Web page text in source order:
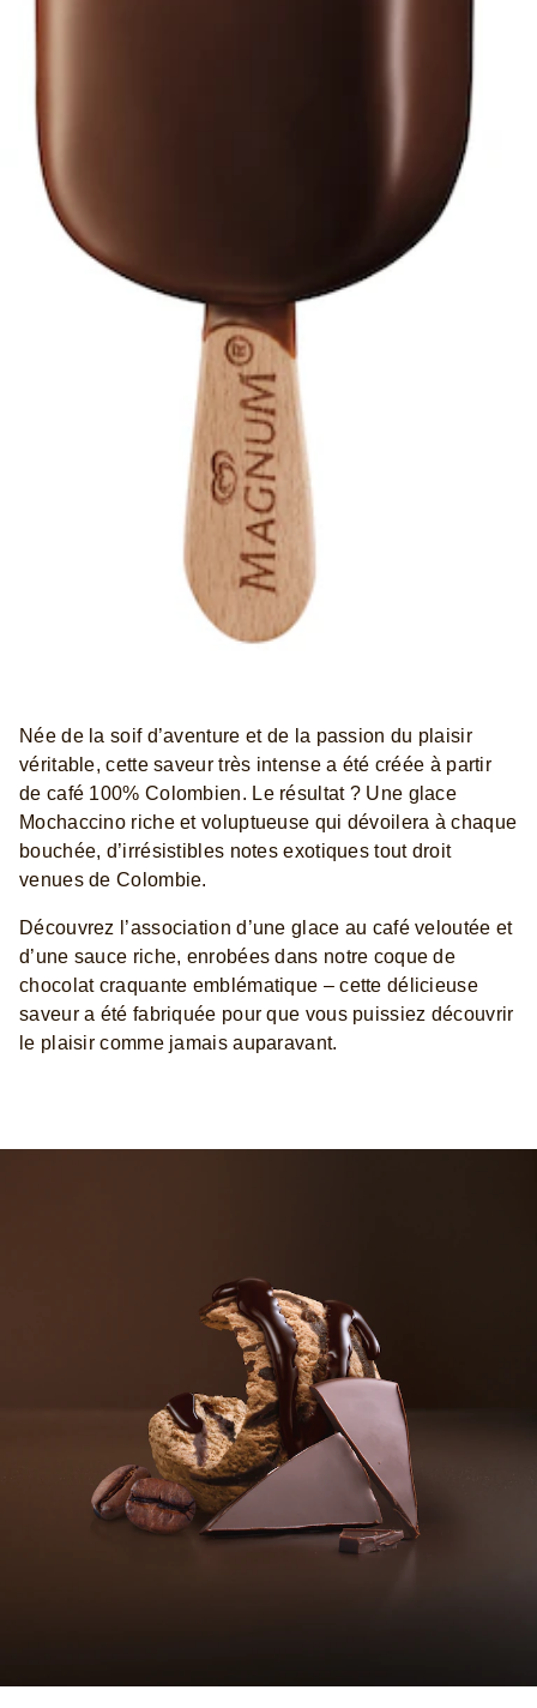
Née de la soif d’aventure et de la passion du plaisir
véritable, cette saveur très intense a été créée à partir
de café 100% Colombien. Le résultat ? Une glace
Mochaccino riche et voluptueuse qui dévoilera à chaque
bouchée, d’irrésistibles notes exotiques tout droit
venues de Colombie.
Découvrez l’association d’une glace au café veloutée et
d’une sauce riche, enrobées dans notre coque de
chocolat craquante emblématique – cette délicieuse
saveur a été fabriquée pour que vous puissiez découvrir
le plaisir comme jamais auparavant.